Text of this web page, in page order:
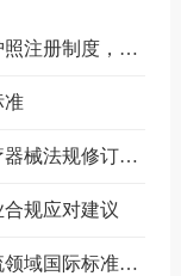
出口注意！欧盟将推行数字产品护照注册制度，合规门槛进一步提升！
准
欧盟发布医疗器械和体外诊断医疗器械法规修订提案
规应对建议
我国牵头制定的全球首个光伏直流领域国际标准正式发布